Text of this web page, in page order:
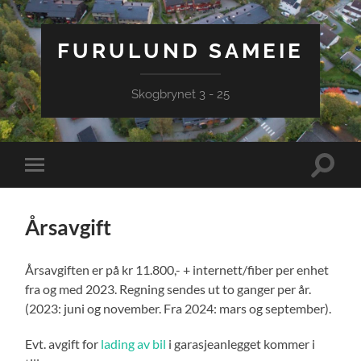
FURULUND SAMEIE
Skogbrynet 3 - 25
Veksle
mobilmeny
Veksle
Årsavgift
Årsavgiften er på kr 11.800,- + internett/fiber per enhet
fra og med 2023. Regning sendes ut to ganger per år.
(2023: juni og november. Fra 2024: mars og september).
Evt. avgift for lading av bil i garasjeanlegget kommer i